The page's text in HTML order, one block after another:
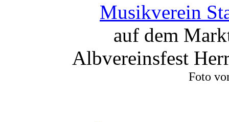
Musikverein
auf dem
Albvereinsfest
Foto